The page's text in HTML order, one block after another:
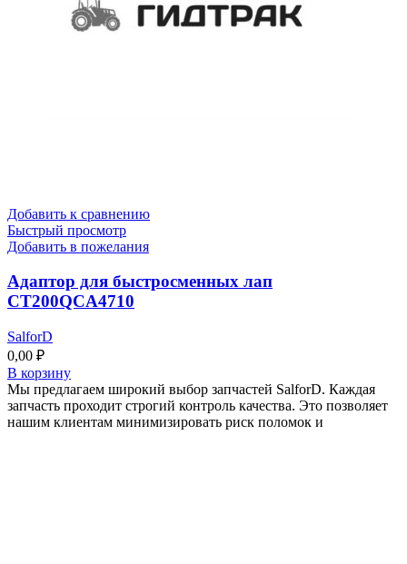
Добавить к сравнению
Быстрый просмотр
Добавить в пожелания
Адаптор для быстросменных лап
CT200QCA4710
SalforD
0,00 ₽
В корзину
Мы предлагаем широкий выбор запчастей SalforD. Каждая
запчасть проходит строгий контроль качества. Это позволяет
нашим клиентам минимизировать риск поломок и